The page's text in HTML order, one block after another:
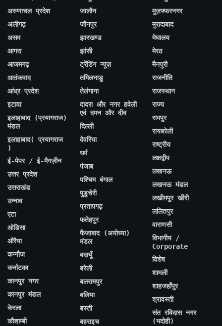
अरुणाचल प्रदेश
अलीगढ़
असम
आगरा
आजमगढ़
आतंकवाद
आंध्र प्रदेश
इटावा
इलाहाबाद (प्रयागराज)
मंडल
इलाहाबाद( प्रयागराज
)
ई-पेपर / ई-मैगज़ीन
उत्तर प्रदेश
उत्तराखंड
उन्नाव
एटा
ओडिसा
औरैया
कन्नौज
कर्नाटका
कानपुर नगर
कानपुर मंडल
केरला
कौशाम्बी
जालौन
जौनपुर
झारखण्ड
झांसी
ट्रेंडिंग न्यूज़
तमिलनाडु
तेलंगाना
दादरा और नगर हवेली
एवं दमन और दीव
दिल्ली
देवरिया
धर्म
पंजाब
पश्चिम बंगाल
पुडुचेरी
प्रतापगढ़
फतेहपुर
फैजाबाद (अयोध्या)
मंडल
बदायूँ
बरेली
बलरामपुर
बलिया
बस्ती
बहराइच
मुज़फ्फरनगर
मुरादाबाद
मेघालय
मेरठ
मैनपुरी
राजनीति
राजस्थान
राज्य
रामपुर
रायबरेली
राष्ट्रीय
लक्षद्वीप
लखनऊ
लखनऊ मंडल
लखीमपुर खीरी
ललितपुर
वाराणसी
विभागीय /
Corporate
विशेष
शामली
शाहजहाँपुर
श्रावस्ती
संत रविदास नगर
(भदोही)